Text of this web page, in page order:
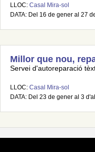
LLOC: Casal Mira-sol
DATA: Del 16 de gener al 27
Millor que nou,
Servei d'autoreparació
LLOC: Casal Mira-sol
DATA: Del 23 de gener al 3